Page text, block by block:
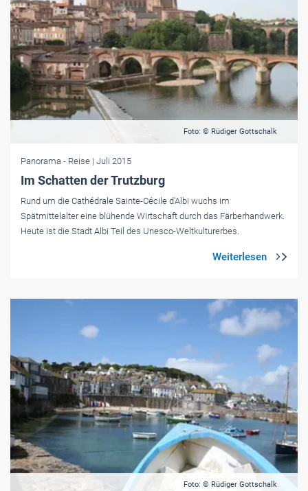
Foto: © Rüdiger Gottschalk
Panorama - Reise | Juli 2015
Im Schatten der Trutzburg
Rund um die Cathédrale Sainte-Cécile d'Albi wuchs im
Spätmittelalter eine blühende Wirtschaft durch das Färberhandwerk.
Heute ist die Stadt Albi Teil des Unesco-Weltkulturerbes.
Foto: © Rüdiger Gottschalk